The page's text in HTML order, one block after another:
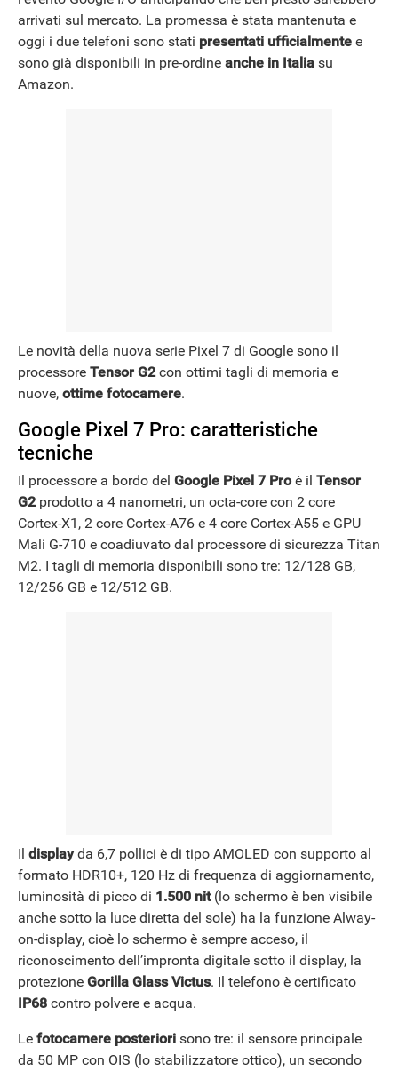
arrivati sul mercato. La promessa è stata mantenuta e
oggi i due telefoni sono stati presentati ufficialmente e
sono già disponibili in pre-ordine anche in Italia su
Amazon.
Le novità della nuova serie Pixel 7 di Google sono il
processore Tensor G2con ottimi tagli di memoria e
nuove, ottime fotocamere.
Google Pixel 7 Pro: caratteristiche
tecniche
Il processore a bordo del Google Pixel 7 Proè il Tensor
G2prodotto a 4 nanometri, un octa-core con 2 core
Cortex-X1, 2 core Cortex-A76 e 4 core Cortex-A55 e GPU
Mali G-710 e coadiuvato dal processore di sicurezza Titan
M2. I tagli di memoria disponibili sono tre: 12/128 GB,
12/256 GB e 12/512 GB.
Il displayda 6,7 pollici è di tipo AMOLED con supporto al
formato HDR10+, 120 Hz di frequenza di aggiornamento,
luminosità di picco di 1.500 nit(lo schermo è ben visibile
anche sotto la luce diretta del sole) ha la funzione Alway-
on-display, cioè lo schermo è sempre acceso, il
riconoscimento dell’impronta digitale sotto il display, la
protezione Gorilla Glass Victus. Il telefono è certificato
IP68 contro polvere e acqua.
Le fotocamere posteriori sono tre: il sensore principale
da 50 MP con OIS (lo stabilizzatore ottico), un secondo